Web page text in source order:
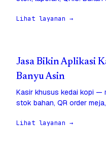
Lihat layanan →
Jasa Bikin Aplikasi
Banyu Asin
Kasir khusus kedai kopi —
stok bahan, QR order
Lihat layanan →